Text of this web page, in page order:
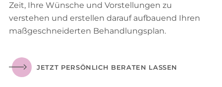
Zeit, Ihre Wünsche und Vorstellungen zu
verstehen und erstellen darauf aufbauend Ihren
maßgeschneiderten Behandlungsplan.
JETZT PERSÖNLICH BERATEN LASSEN